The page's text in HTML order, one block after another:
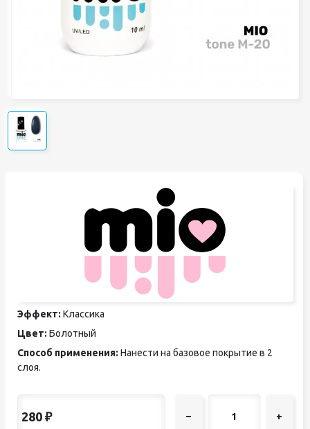
Эффект: Классика
Цвет: Болотный
Способ применения: Нанести на базовое покрытие в 2
слоя.
280 ₽ – +